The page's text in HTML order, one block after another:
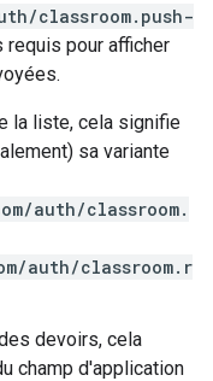
classroom.push-
pour afficher
la liste, cela signifie
sa variante
auth/classroom.
auth/classroom.r
devoirs, cela
champ d'application